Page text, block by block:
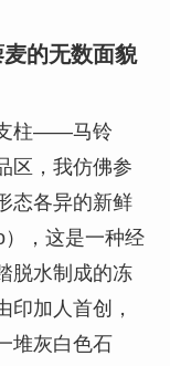
的无数面貌
柱——马铃
区，我仿佛参
态各异的新鲜
），这是一种经
脱水制成的冻
印加人首创，
堆灰白色石